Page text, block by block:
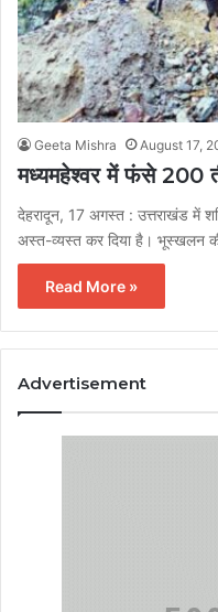
Geeta Mishra August 17,
मध्यमहेश्वर में फंसे 200
देहरादून, 17 अगस्त : उत्तराखंड में
अस्त-व्यस्त कर दिया है। भूस्खलन
Read More »
Advertisement